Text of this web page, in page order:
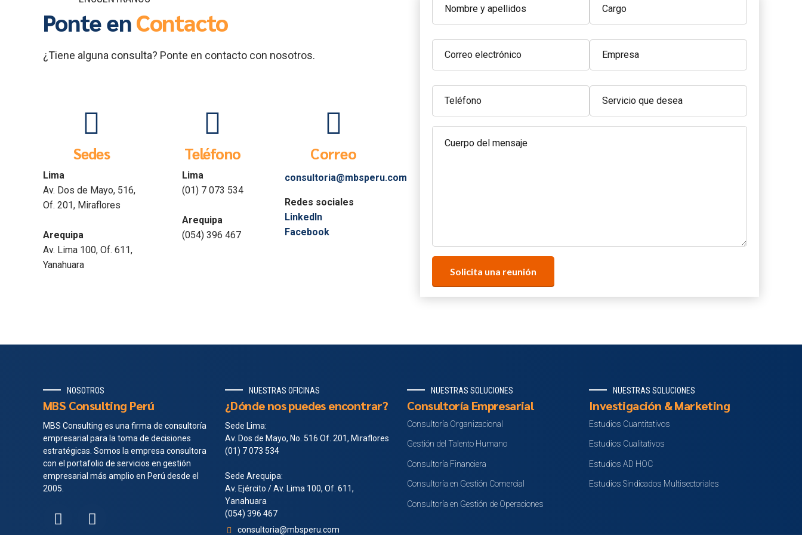
Ponte enContacto
¿Tiene alguna consulta? Ponte en contacto con nosotros.
Sedes
Lima
Av. Dos de Mayo, 516,
Of. 201, Miraflores
Arequipa
Av. Lima 100, Of. 611,
Yanahuara
Teléfono
Lima
(01) 7 073 534
Arequipa
(054) 396 467
Correo
consultoria@mbsperu.com
Redes sociales
LinkedIn
Facebook
NOSOTROS
MBS Consulting Perú
MBS Consulting es una firma de consultoría
empresarial para la toma de decisiones
estratégicas. Somos la empresa consultora
con el portafolio de servicios en gestión
empresarial más amplio en Perú desde el
2005.
NUESTRAS OFICINAS
¿Dónde nos puedes encontrar?
Sede Lima:
Av. Dos de Mayo, No. 516 Of. 201, Miraflores
(01) 7 073 534
Sede Arequipa:
Av. Ejército / Av. Lima 100, Of. 611,
Yanahuara
(054) 396 467
consultoria@mbsperu.com
NUESTRAS SOLUCIONES
Consultoría Empresarial
Consultoría Organizacional
Gestión del Talento Humano
Consultoría Financiera
Consultoría en Gestión Comercial
Consultoría en Gestión de Operaciones
NUESTRAS SOLUCIONES
Investigación & Marketing
Estudios Cuantitativos
Estudios Cualitativos
Estudios AD HOC
Estudios Sindicados Multisectoriales